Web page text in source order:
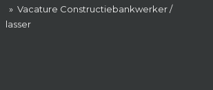
» Vacature Constructiebankwerker /
lasser